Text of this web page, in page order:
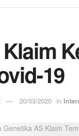
19
20/03/2020 in